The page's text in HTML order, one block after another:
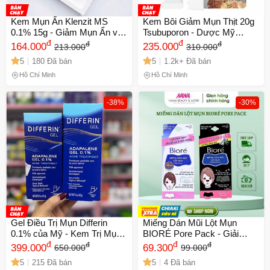
Kem Mụn Ẩn Klenzit MS
0.1% 15g - Giảm Mụn Ẩn và
Làm Thoáng Lỗ Chân Lông -
Sản Phẩm Chăm Sóc Da
Hiệu Quả Từ Ấn Độ
164.000đ 213.000đ
5 180 Đã bán
Hồ Chí Minh
Kem Bôi Giảm Mụn Thịt 20g
Tsubuporon - Dược Mỹ
Phẩm Từ Thảo Mộc Cho Da
Cổ, Hỗ Trợ Làm Bong Mụn
235.000đ 310.000đ
5 1.2k+ Đã bán
Hồ Chí Minh
-38%
Gel Điều Trị Mụn Differin
0.1% của Mỹ - Kem Trị Mụn
15g/45g, Giảm Mụn Hiệu
Quả, Phục Hồi Da Khỏe
Mạnh
399.000đ 650.000đ
5 215 Đã bán
-30%
Miếng Dán Mũi Lột Mụn
BIORÉ Pore Pack - Giải
Quyết Mụn Đầu Đen và
Cám, 4 Miếng, Hương Bạc
Hà/Không Hương, Sản Phẩm
69.300đ 99.000đ
5 4 Đã bán